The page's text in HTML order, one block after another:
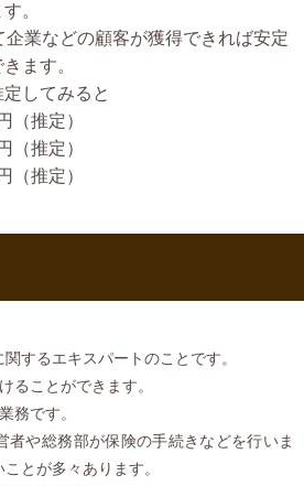
。
業などの顧客が獲得できれば安定
ます。
してみると
（推定）
（推定）
（推定）
するエキスパートのことです。
ることができます。
務です。
者や総務部が保険の手続きなどを行いま
とが多々あります。